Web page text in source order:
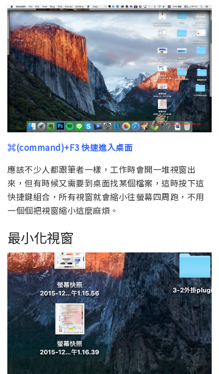
⌘(command)+F3 快速進入桌面
應該不少人都跟筆者一樣，工作時會開一堆視窗出
來，但有時候又需要到桌面找某個檔案，這時按下這
快捷鍵組合，所有視窗就會縮小往螢幕四周跑，不用
一個個把視窗縮小這麼麻煩。
最小化視窗